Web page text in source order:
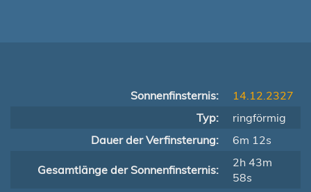
Sonnenfinsternis:
14.12.2327
Typ:
ringförmig
Dauer der Verfinsterung:
6m 12s
Gesamtlänge der Sonnenfinsternis:
2h 43m
58s